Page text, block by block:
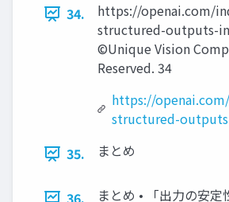
34.
https://openai.com/
structured-outputs-
©Unique Vision
Reserved. 34
https://
structured-
35.
まとめ
まとめ • 「出力の安